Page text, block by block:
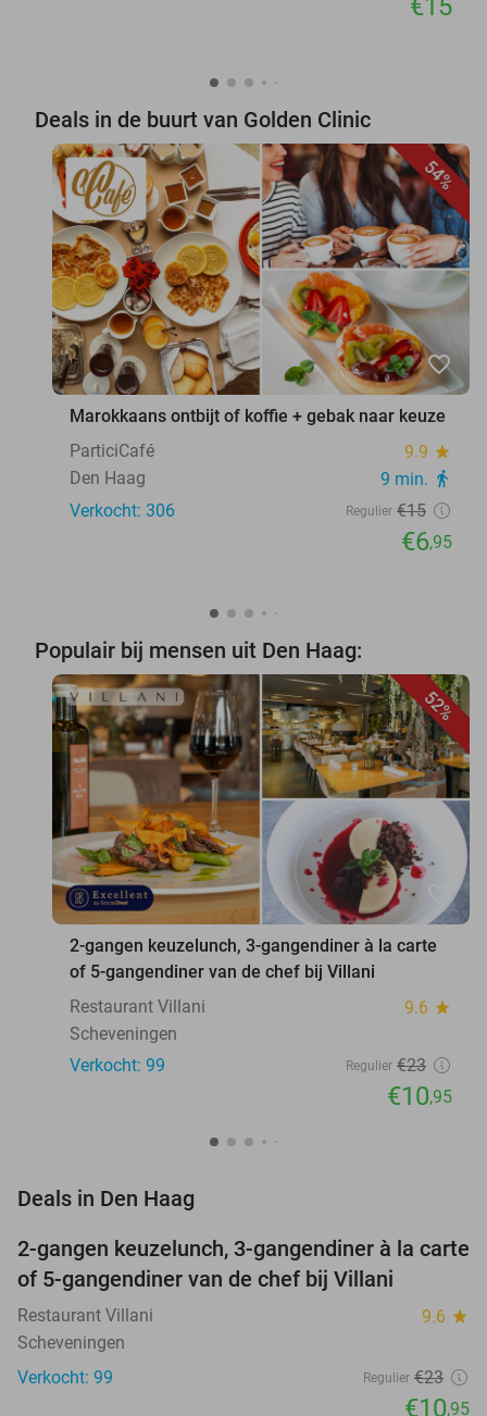
€15
Deals in de buurt van Golden Clinic
54%
favorite_border
Marokkaans ontbijt of koffie + gebak naar keuze
ParticiCafé
9.9 star
Den Haag 9 min. directions_walk
Verkocht: 306 Regulier €15
€6,95
Populair bij mensen uit Den Haag:
52%
2-gangen keuzelunch, 3-gangendiner à la carte
of 5-gangendiner van de chef bij Villani
Restaurant Villani
9.6 star
Scheveningen
Verkocht: 99
Regulier €23
€10,95
Deals in Den Haag
52%
2-gangen keuzelunch, 3-gangendiner à la carte
of 5-gangendiner van de chef bij Villani
Restaurant Villani 9.6 star
Scheveningen
Verkocht: 99
Regulier €23
€10,95